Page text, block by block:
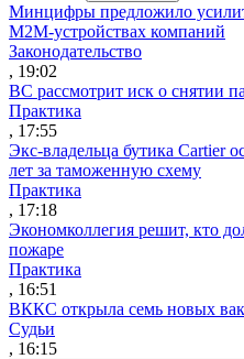
Минцифры предложило
M2M-устройствах компаний
Законодательство
, 19:02
ВС рассмотрит иск о снятии
Практика
, 17:55
Экс-владельца бутика Cartier
лет за таможенную схему
Практика
, 17:18
Экономколлегия решит, кто
пожаре
Практика
, 16:51
ВККС открыла семь новых
Судьи
, 16:15